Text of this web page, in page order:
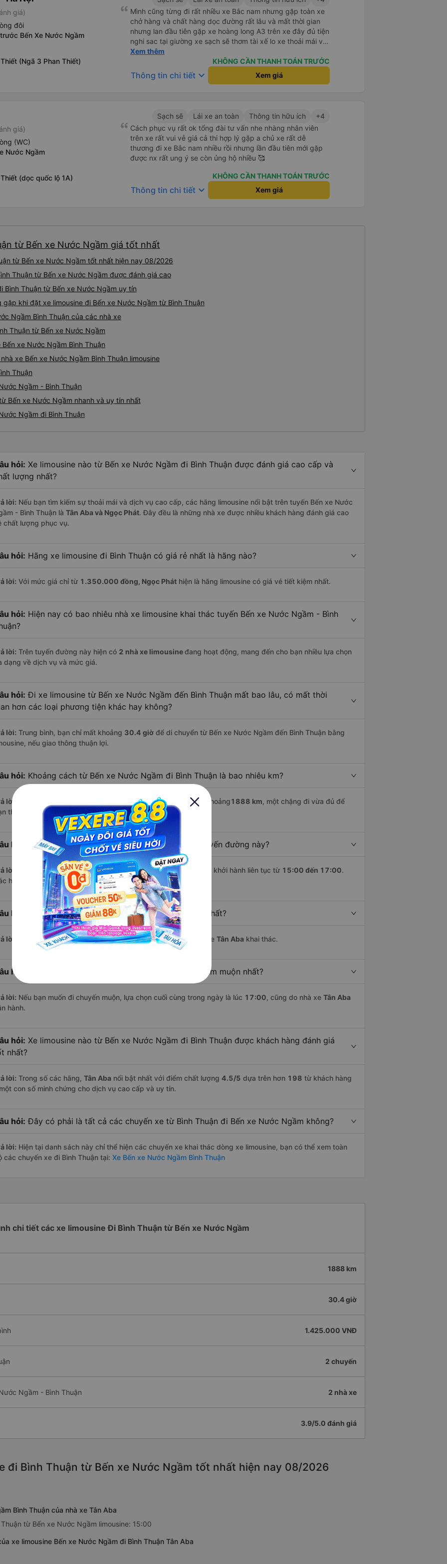
giá)
đôi
Bến Xe Nước Ngầm
(Ngã 3 Phan Thiết)
Mình cũng từng đi rất nhiều xe Bắc nam nhưng gặp toàn xe
chở hàng và chất hàng dọc đường rất lâu và mất thời gian
nhưng lan đầu tiên gặp xe hoàng long A3 trên xe đây đủ tiện
nghi sac tại giường xe sạch sẽ thơm tài xế lo xe thoải mái vui
tính sẽ con ung hô nhe
Xem thêm
KHÔNG CẦN THANH TOÁN TRƯỚC
Thông tin chi tiết keyboard_arrow_down Xem giá
giá)
(WC)
Nước Ngầm
(dọc quốc lộ 1A)
Sạch sẽ Lái xe an toàn Thông tin hữu ích
+4
Cách phục vụ rất ok tổng đài tư vấn nhe nhàng nhân viên
trên xe rất vui vẻ giá cả thi hợp lý gặp a chủ xe rất dễ
thương đi xe Bắc nam nhiều rồi nhưng lần đầu tiên mới gặp
được nx rất ung ý se còn ủng hộ nhiều 🥰
KHÔNG CẦN THANH TOÁN TRƯỚC
Thông tin chi tiết keyboard_arrow_down Xem giá
từ Bến xe Nước Ngầm giá tốt nhất
từ Bến xe Nước Ngầm tốt nhất hiện nay 08/2026
Thuận từ Bến xe Nước Ngầm được đánh giá cao
Bình Thuận từ Bến xe Nước Ngầm uy tín
khi đặt xe limousine đi Bến xe Nước Ngầm từ Bình Thuận
Ngầm Bình Thuận của các nhà xe
Thuận từ Bến xe Nước Ngầm
xe Nước Ngầm Bình Thuận
xe Bến xe Nước Ngầm Bình Thuận limousine
Thuận
Ngầm - Bình Thuận
Bến xe Nước Ngầm nhanh và uy tín nhất
Ngầm đi Bình Thuận
hỏi: Xe limousine nào từ Bến xe Nước Ngầm đi Bình Thuận được đánh giá cao cấp và
lượng nhất?
lời: Nếu bạn tìm kiếm sự thoải mái và dịch vụ cao cấp, các hãng limousine nổi bật trên tuyến Bến xe Nước
- Bình Thuận là Tân Aba và Ngọc Phát. Đây đều là những nhà xe được nhiều khách hàng đánh giá cao
chất lượng phục vụ.
hỏi: Hãng xe limousine đi Bình Thuận có giá rẻ nhất là hãng nào?
lời: Với mức giá chỉ từ 1.350.000 đồng, Ngọc Phát hiện là hãng limousine có giá vé tiết kiệm nhất.
hỏi: Hiện nay có bao nhiêu nhà xe limousine khai thác tuyến Bến xe Nước Ngầm - Bình
lời: Trên tuyến đường này hiện có 2 nhà xe limousineđang hoạt động, mang đến cho bạn nhiều lựa chọn
dạng về dịch vụ và mức giá.
hỏi: Đi xe limousine từ Bến xe Nước Ngầm đến Bình Thuận mất bao lâu, có mất thời
hơn các loại phương tiện khác hay không?
lời: Trung bình, bạn chỉ mất khoảng 30.4 giờ để di chuyển từ Bến xe Nước Ngầm đến Bình Thuận bằng
nếu giao thông thuận lợi.
hỏi: Khoảng cách từ Bến xe Nước Ngầm đi Bình Thuận là bao nhiêu km?
lời: Quãng đường từ Bến xe Nước Ngầm đến Bình Thuận dài khoảng1888 km, một chặng đi vừa đủ để
thư giãn trên xe limousine thoải mái.
hỏi: Mỗi ngày có bao nhiêu chuyến limousine trên tuyến đường này?
lời: Mỗi ngày có tới2 chuyến limousinehoạt động trên tuyến, khởi hành liên tục từ 15:00 đến 17:00.
hãng nổi bật gồm: Tân Aba, Ngọc Phát,...
hỏi: Xe limousine nào khởi hành từ Bình Thuận sớm nhất?
lời: Chuyến limousine sớm nhất khởi hành lúc15:00, do nhà xe Tân Aba khai thác.
hỏi: Xe limousine nào khởi hành từ Bến xe Nước Ngầm muộn nhất?
lời: Nếu bạn muốn đi chuyến muộn, lựa chọn cuối cùng trong ngày là lúc 17:00, cũng do nhà xe Tân Aba
hành.
hỏi: Xe limousine nào từ Bến xe Nước Ngầm đi Bình Thuận được khách hàng đánh giá
nhất?
lời: Trong số các hãng, Tân Aba nổi bật nhất với điểm chất lượng 4.5/5 dựa trên hơn 198 từ khách hàng
con số minh chứng cho dịch vụ cao cấp và uy tín.
hỏi: Đây có phải là tất cả các chuyến xe từ Bình Thuận đi Bến xe Nước Ngầm không?
lời: Hiện tại danh sách này chỉ thể hiện các chuyến xe khai thác dòng xe limousine, bạn có thể xem toàn
các chuyến xe đi Bình Thuận tại: Xe Bến xe Nước Ngầm Bình Thuận
chi tiết các xe limousine Đi Bình Thuận từ Bến xe Nước Ngầm
1888 km
30.4 giờ
1.425.000 VNĐ
2 chuyến
Ngầm - Bình Thuận 2 nhà xe
3.9/5.0 đánh giá
đi Bình Thuận từ Bến xe Nước Ngầm tốt nhất hiện nay 08/2026
Bình Thuận của nhà xe Tân Aba
từ Bến xe Nước Ngầm limousine: 15:00
xe limousine Bến xe Nước Ngầm đi Bình Thuận Tân Aba